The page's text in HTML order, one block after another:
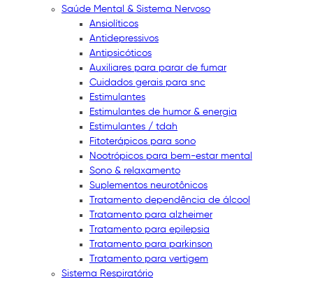
Saúde Mental & Sistema Nervoso
Ansiolíticos
Antidepressivos
Antipsicóticos
Auxiliares para parar de fumar
Cuidados gerais para snc
Estimulantes
Estimulantes de humor & energia
Estimulantes / tdah
Fitoterápicos para sono
Nootrópicos para bem-estar mental
Sono & relaxamento
Suplementos neurotônicos
Tratamento dependência de álcool
Tratamento para alzheimer
Tratamento para epilepsia
Tratamento para parkinson
Tratamento para vertigem
Sistema Respiratório